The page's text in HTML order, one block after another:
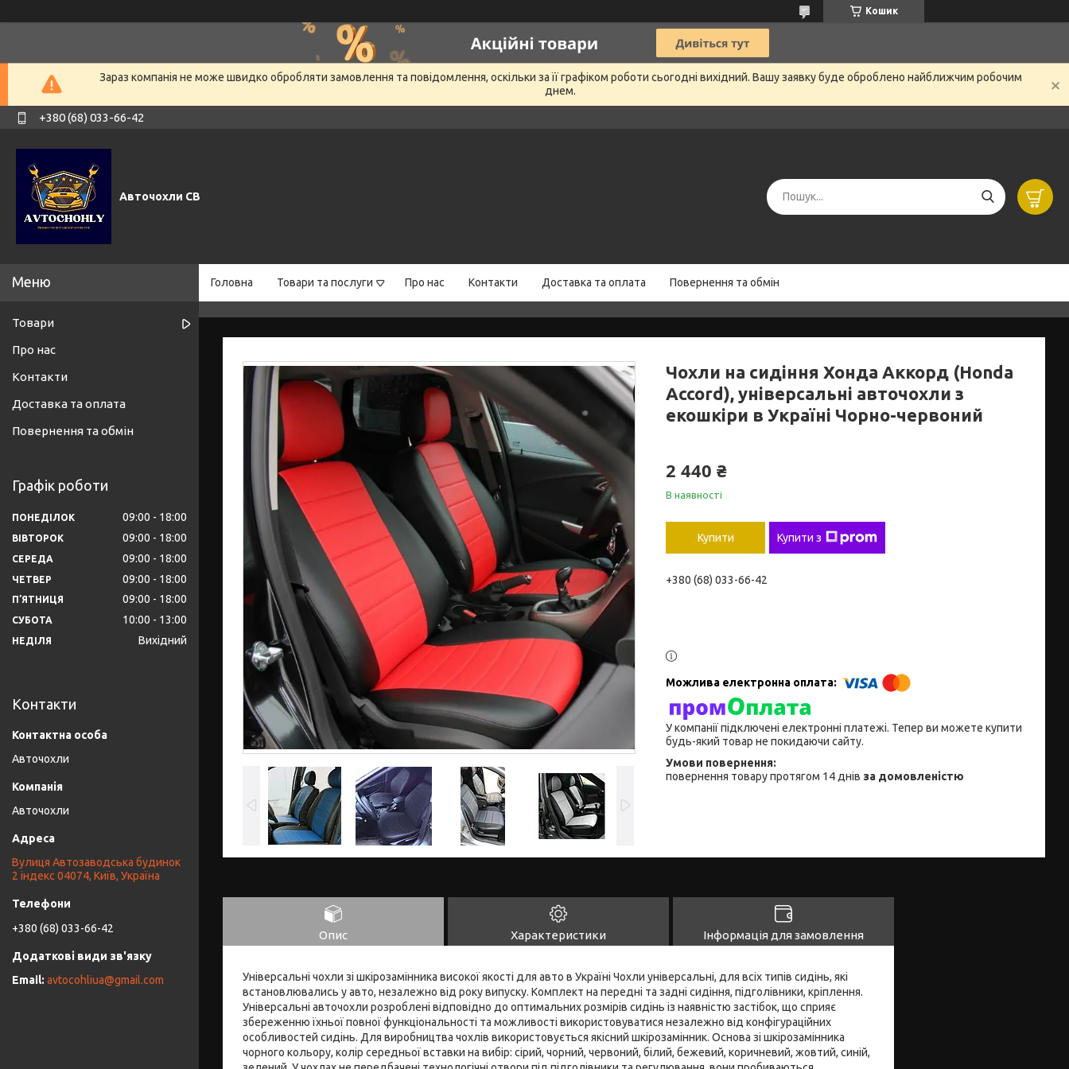
Кошик
Зараз компанія не може швидко обробляти замовлення та повідомлення, оскільки за її графіком роботи сьогодні вихідний. Вашу заявку буде оброблено найближчим робочим
днем.
+380 (68) 033-66-42
Авточохли СВ
Головна Товари та послуги Про нас Контакти Доставка та оплата Повернення та обмін
Чохли на сидіння Хонда Аккорд (Honda
Accord), універсальні авточохли з
екошкіри в Україні Чорно-червоний
2 440 ₴
В наявності
Купити Купити з
+380 (68) 033-66-42
У компанії підключені електронні платежі. Тепер ви можете купити
будь-який товар не покидаючи сайту.
повернення товару протягом 14 днів за домовленістю
Опис Характеристики Інформація для замовлення
Універсальні чохли зі шкірозамінника високої якості для авто в Україні Чохли універсальні, для всіх типів сидінь, які
встановлювались у авто, незалежно від року випуску. Комплект на передні та задні сидіння, підголівники, кріплення.
Універсальні авточохли розроблені відповідно до оптимальних розмірів сидінь із наявністю застібок, що сприяє
збереженню їхньої повної функціональності та можливості використовуватися незалежно від конфігураційних
особливостей сидінь. Для виробництва чохлів використовується якісний шкірозамінник. Основа зі шкірозамінника
чорного кольору, колір середньої вставки на вибір: сірий, чорний, червоний, білий, бежевий, коричневий, жовтий, синій,
Товари
Про нас
Контакти
Доставка та оплата
Повернення та обмін
Графік роботи
ПОНЕДІЛОК 09:00 18:00
ВІВТОРОК 09:00 18:00
СЕРЕДА 09:00 18:00
ЧЕТВЕР 09:00 18:00
ПʼЯТНИЦЯ 09:00 18:00
СУБОТА 10:00 13:00
НЕДІЛЯ Вихідний
Контакти
Авточохли
Авточохли
Вулиця Автозаводська будинок
2 індекс 04074, Київ, Україна
+380 (68) 033-66-42
avtocohliua@gmail.com